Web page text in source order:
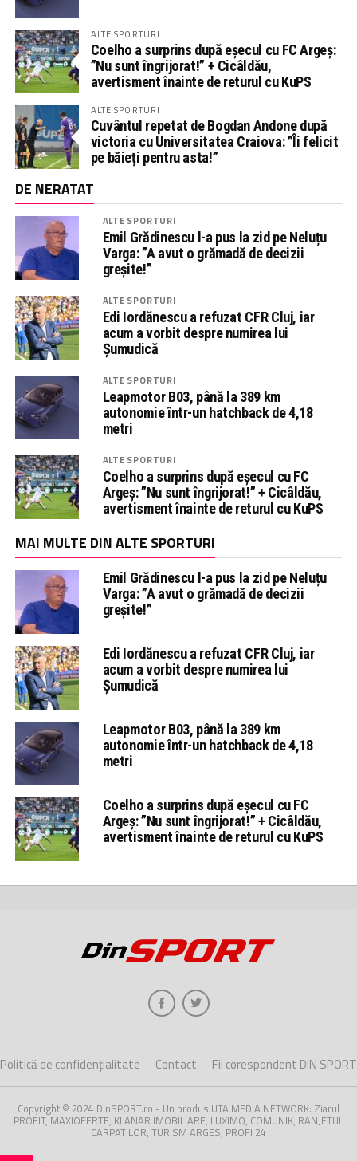
ALTE SPORTURI
Coelho a surprins după eșecul cu FC Argeș:
”Nu sunt îngrijorat!” + Cicâldău,
avertisment înainte de returul cu KuPS
ALTE SPORTURI
Cuvântul repetat de Bogdan Andone după
victoria cu Universitatea Craiova: ”Îi felicit
pe băieți pentru asta!”
DE NERATAT
ALTE SPORTURI
Emil Grădinescu l-a pus la zid pe Neluțu
Varga: ”A avut o grămadă de decizii
greșite!”
ALTE SPORTURI
Edi Iordănescu a refuzat CFR Cluj, iar
acum a vorbit despre numirea lui
Șumudică
ALTE SPORTURI
Leapmotor B03, până la 389 km
autonomie într-un hatchback de 4,18
metri
ALTE SPORTURI
Coelho a surprins după eșecul cu FC
Argeș: ”Nu sunt îngrijorat!” + Cicâldău,
avertisment înainte de returul cu KuPS
MAI MULTE DIN ALTE SPORTURI
Emil Grădinescu l-a pus la zid pe Neluțu
Varga: ”A avut o grămadă de decizii
greșite!”
Edi Iordănescu a refuzat CFR Cluj, iar
acum a vorbit despre numirea lui
Șumudică
Leapmotor B03, până la 389 km
autonomie într-un hatchback de 4,18
metri
Coelho a surprins după eșecul cu FC
Argeș: ”Nu sunt îngrijorat!” + Cicâldău,
avertisment înainte de returul cu KuPS
Politică de confidențialitate Contact Fii corespondent DIN SPORT
Copyright © 2024 DinSPORT.ro - Un produs UTA MEDIA NETWORK: Ziarul
PROFIT, MAXIOFERTE, KLANAR IMOBILIARE, LUXIMO, COMUNIK, RANJETUL
CARPATILOR, TURISM ARGES, PROFI 24